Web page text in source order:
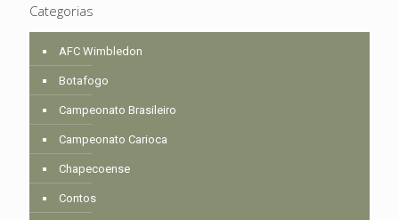
Categorias
AFC Wimbledon
Botafogo
Campeonato Brasileiro
Campeonato Carioca
Chapecoense
Contos